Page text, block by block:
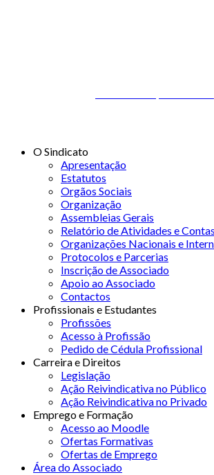
O Sindicato
Apresentação
Estatutos
Orgãos Sociais
Organização
Assembleias Gerais
Relatório de Atividades e Contas
Organizações Nacionais e
Protocolos e Parcerias
Inscrição de Associado
Apoio ao Associado
Contactos
Profissionais e Estudantes
Profissões
Acesso à Profissão
Pedido de Cédula Profissional
Carreira e Direitos
Legislação
Ação Reivindicativa no Público
Ação Reivindicativa no Privado
Emprego e Formação
Acesso ao Moodle
Ofertas Formativas
Ofertas de Emprego
Área do Associado